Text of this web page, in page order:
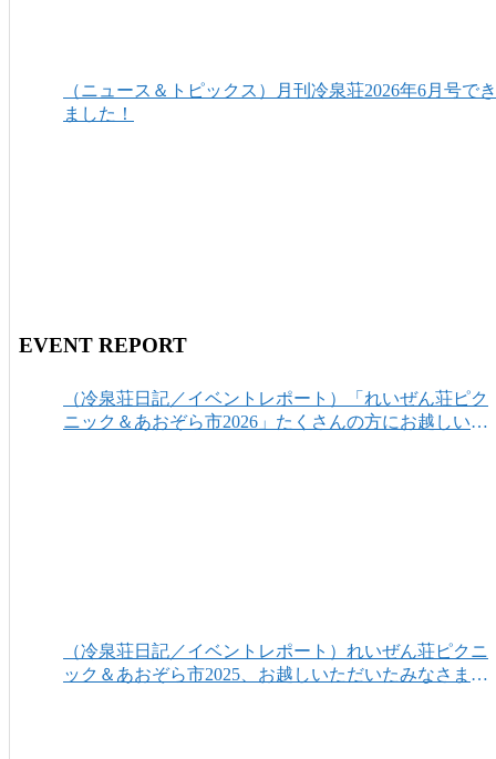
（ニュース＆トピックス）月刊冷泉荘2026年6月号でき
ました！
EVENT REPORT
（冷泉荘日記／イベントレポート）「れいぜん荘ピク
ニック＆あおぞら市2026」たくさんの方にお越しいた
（冷泉荘日記／イベントレポート）れいぜん荘ピクニ
ック＆あおぞら市2025、お越しいただいたみなさまあ